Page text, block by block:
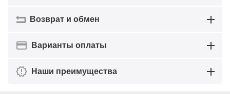
Возврат и обмен
Варианты оплаты
Наши преимущества